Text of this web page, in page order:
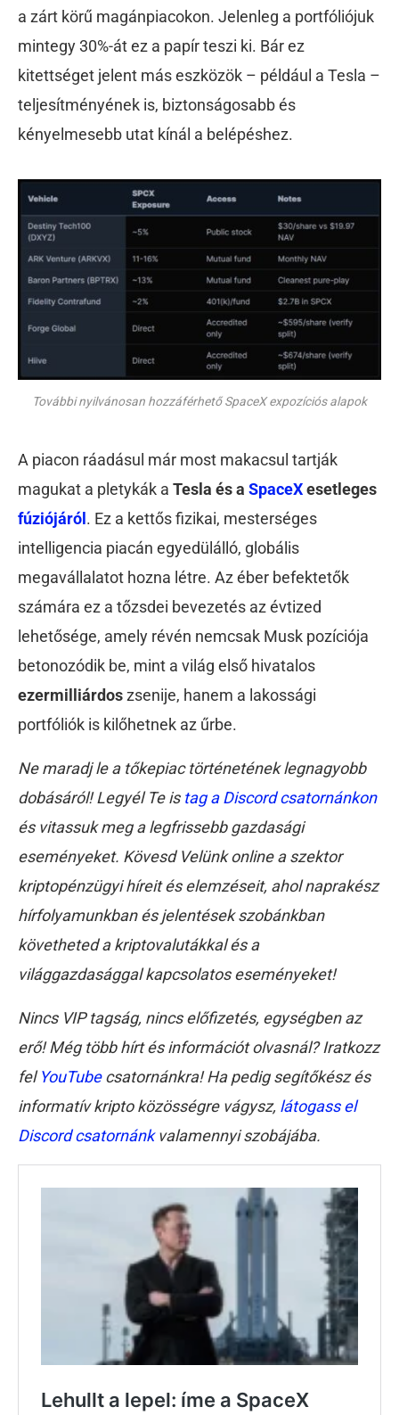
a zárt körű magánpiacokon. Jelenleg a portfóliójuk
mintegy 30%-át ez a papír teszi ki. Bár ez
kitettséget jelent más eszközök – például a Tesla –
teljesítményének is, biztonságosabb és
kényelmesebb utat kínál a belépéshez.
További nyilvánosan hozzáférhető SpaceX expozíciós alapok
A piacon ráadásul már most makacsul tartják
magukat a pletykák a Tesla és a SpaceXesetleges
fúziójáról . Ez a kettős fizikai, mesterséges
intelligencia piacán egyedülálló, globális
megavállalatot hozna létre. Az éber befektetők
számára ez a tőzsdei bevezetés az évtized
lehetősége, amely révén nemcsak Musk pozíciója
betonozódik be, mint a világ első hivatalos
ezermilliárdoszsenije, hanem a lakossági
portfóliók is kilőhetnek az űrbe.
Ne maradj le a tőkepiac történetének legnagyobb
dobásáról! Legyél Te istag a Discord csatornánkon
és vitassuk meg a legfrissebb gazdasági
eseményeket. Kövesd Velünk online a szektor
kriptopénzügyi híreit és elemzéseit, ahol naprakész
hírfolyamunkban és jelentések szobánkban
követheted a kriptovalutákkal és a
világgazdasággal kapcsolatos eseményeket!
Nincs VIP tagság, nincs előfizetés, egységben az
erő! Még több hírt és információt olvasnál? Iratkozz
felYouTubecsatornánkra! Ha pedig segítőkész és
informatív kripto közösségre vágysz, látogass el
Discord csatornánkvalamennyi szobájába.